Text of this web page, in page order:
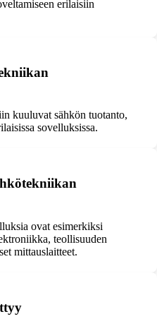
erilaisiin
kuuluvat sähkön tuotanto,
sovelluksissa.
ovat esimerkiksi
teollisuuden
mittauslaitteet.